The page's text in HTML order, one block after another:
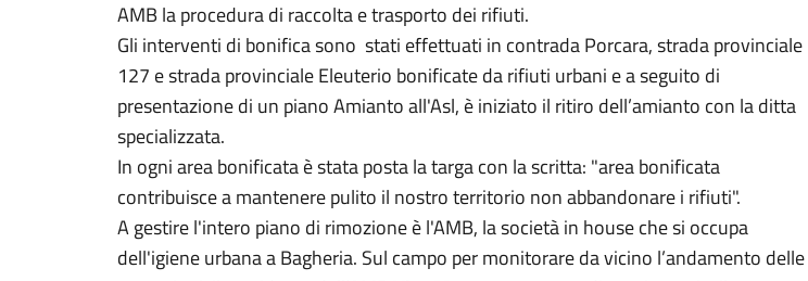
AMB la procedura di raccolta e trasporto dei rifiuti.
Gli interventi di bonifica sono stati effettuati in contrada Porcara, strada provinciale
127 e strada provinciale Eleuterio bonificate da rifiuti urbani e a seguito di
presentazione di un piano Amianto all'Asl, è iniziato il ritiro dell’amianto con la ditta
specializzata.
In ogni area bonificata è stata posta la targa con la scritta: "area bonificata
contribuisce a mantenere pulito il nostro territorio non abbandonare i rifiuti".
A gestire l'intero piano di rimozione è l'AMB, la società in house che si occupa
dell'igiene urbana a Bagheria. Sul campo per monitorare da vicino l’andamento delle